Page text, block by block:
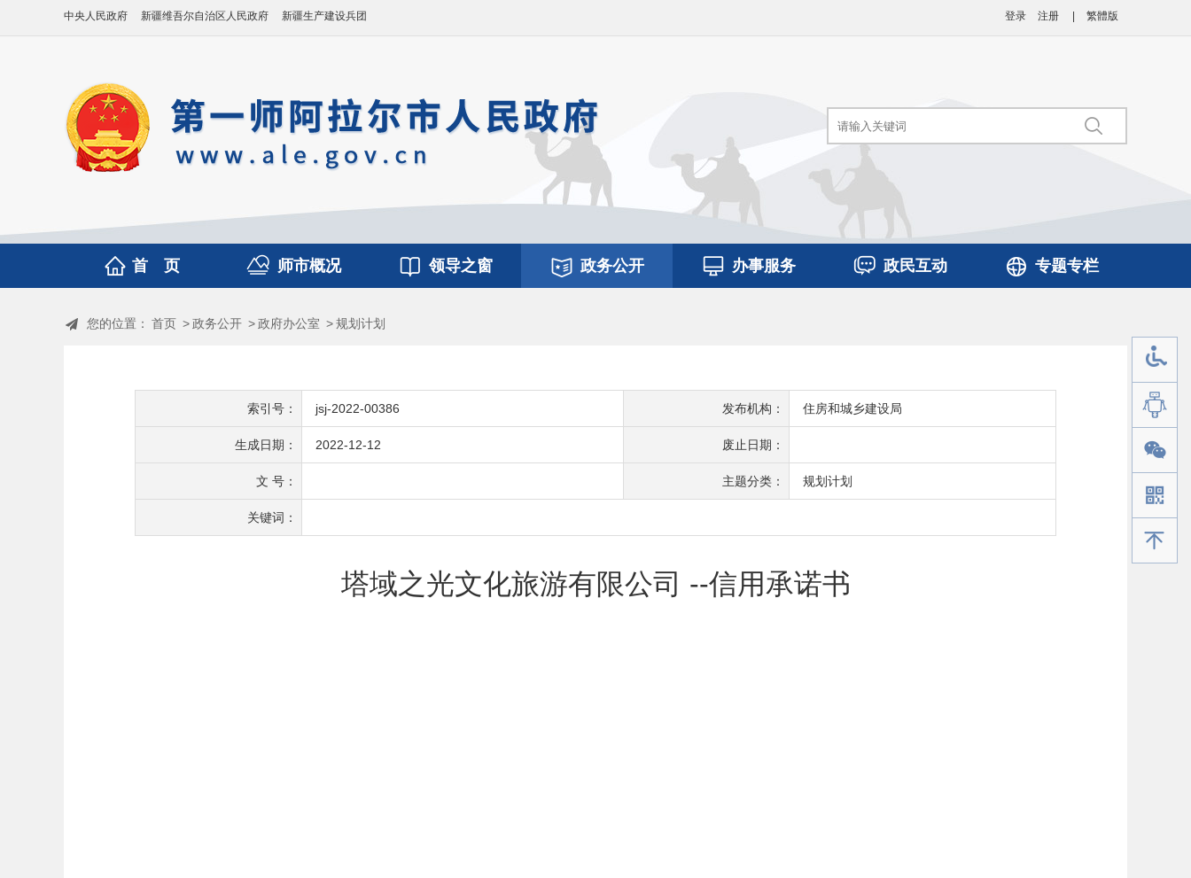
登录 注册 繁體版
中央人民政府 新疆维吾尔自治区人民政府 新疆生产建设兵团
首 页 师市概况 领导之窗 政务公开 办事服务 政民互动 专题专栏
您的位置： 首页 >政务公开 >政府办公室 >规划计划
索引号： jsj-2022-00386 发布机构： 住房和城乡建设局
生成日期： 2022-12-12 废止日期：
文 号： 主题分类： 规划计划
关键词：
塔域之光文化旅游有限公司 --信用承诺书
手机版